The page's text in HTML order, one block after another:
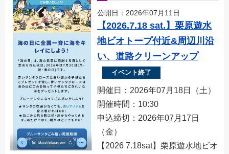
公開日：2026年07月11日
【2026.7.18 sat.】栗原遊水
地ビオトープ付近&周辺川沿
い、道路クリーンアップ
イベント終了
開催日：2026年07月18日（土）
開催時間：10:30
申込締切：2026年07月17日
（金）
【2026 7.18sat】栗原遊水地ビオ